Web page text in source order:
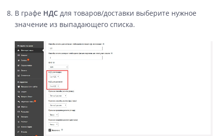
В графе НДС для товаров/доставки выберите нужное
значение из выпадающего списка.